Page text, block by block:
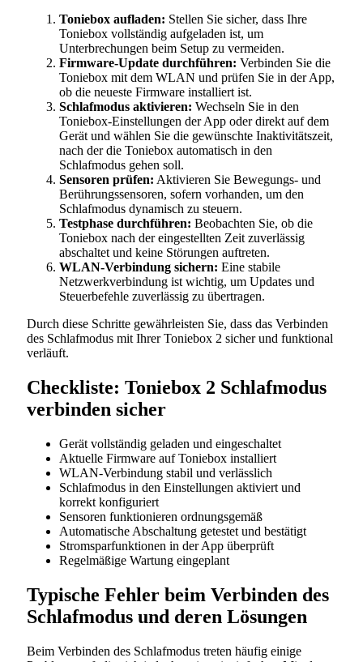
Toniebox aufladen: Stellen Sie sicher, dass Ihre
Toniebox vollständig aufgeladen ist, um
Unterbrechungen beim Setup zu vermeiden.
Firmware-Update durchführen: Verbinden Sie die
Toniebox mit dem WLAN und prüfen Sie in der App,
ob die neueste Firmware installiert ist.
Schlafmodus aktivieren: Wechseln Sie in den
Toniebox-Einstellungen der App oder direkt auf dem
Gerät und wählen Sie die gewünschte Inaktivitätszeit,
nach der die Toniebox automatisch in den
Schlafmodus gehen soll.
Sensoren prüfen: Aktivieren Sie Bewegungs- und
Berührungssensoren, sofern vorhanden, um den
Schlafmodus dynamisch zu steuern.
Testphase durchführen: Beobachten Sie, ob die
Toniebox nach der eingestellten Zeit zuverlässig
abschaltet und keine Störungen auftreten.
WLAN-Verbindung sichern: Eine stabile
Netzwerkverbindung ist wichtig, um Updates und
Steuerbefehle zuverlässig zu übertragen.
Durch diese Schritte gewährleisten Sie, dass das Verbinden
des Schlafmodus mit Ihrer Toniebox 2 sicher und funktional
verläuft.
Checkliste: Toniebox 2 Schlafmodus
verbinden sicher
Gerät vollständig geladen und eingeschaltet
Aktuelle Firmware auf Toniebox installiert
WLAN-Verbindung stabil und verlässlich
Schlafmodus in den Einstellungen aktiviert und
korrekt konfiguriert
Sensoren funktionieren ordnungsgemäß
Automatische Abschaltung getestet und bestätigt
Stromsparfunktionen in der App überprüft
Regelmäßige Wartung eingeplant
Typische Fehler beim Verbinden des
Schlafmodus und deren Lösungen
Beim Verbinden des Schlafmodus treten häufig einige